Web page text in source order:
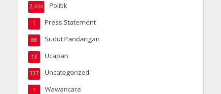
Politik
2,444
Press Statement
1
Sudut Pandangan
88
Ucapan
13
Uncategorized
337
Wawancara
1